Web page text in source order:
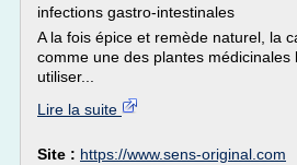
infections gastro-intestinales
A la fois épice et remède naturel, la
comme une des plantes médicinales
utiliser...
Lire la suite
Site : https://www.sens-original.com